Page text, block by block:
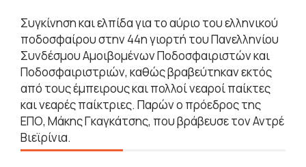
Συγκίνηση και ελπίδα για το αύριο του ελληνικού
ποδοσφαίρου στην 44η γιορτή του Πανελληνίου
Συνδέσμου Αμοιβομένων Ποδοσφαιριστών και
Ποδοσφαιριστριών, καθώς βραβεύτηκαν εκτός
από τους έμπειρους και πολλοί νεαροί παίκτες
και νεαρές παίκτριες. Παρών ο πρόεδρος της
ΕΠΟ, Μάκης Γκαγκάτσης, που βράβευσε τον Αντρέ
Βιεϊρίνια.